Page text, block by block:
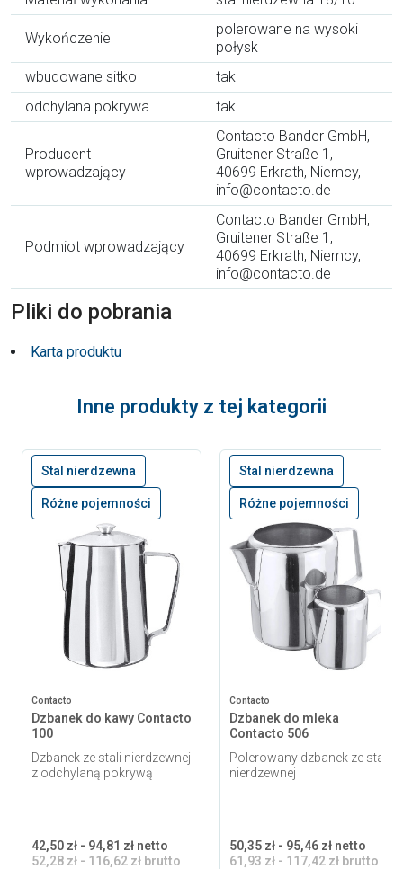
Wykończenie
polerowane na wysoki
połysk
wbudowane sitko
tak
odchylana pokrywa
tak
Producent
wprowadzający
Contacto Bander GmbH,
Gruitener Straße 1,
40699 Erkrath, Niemcy,
info@contacto.de
Podmiot wprowadzający
Contacto Bander GmbH,
Gruitener Straße 1,
40699 Erkrath, Niemcy,
info@contacto.de
Pliki do pobrania
Karta produktu
Inne produkty z tej kategorii
Stal nierdzewna
Różne pojemności
Contacto
Dzbanek do kawy Contacto
100
Dzbanek ze stali nierdzewnej
z odchylaną pokrywą
42,50 zł - 94,81 zł netto
52,28 zł - 116,62 zł brutto
Stal nierdzewna
Różne pojemności
Contacto
Dzbanek do mleka
Contacto 506
Polerowany dzbanek ze stali
nierdzewnej
50,35 zł - 95,46 zł netto
61,93 zł - 117,42 zł brutto